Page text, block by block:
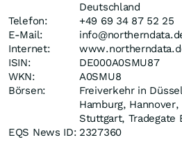
Deutschland
Telefon:
+49 69 34 87 52 25
E-Mail:
Internet:
ISIN:
DE000A0SMU87
WKN:
A0SMU8
Börsen:
Freiverkehr in
Hamburg,
Stuttgart, Tradegate
EQS News ID: 2327360